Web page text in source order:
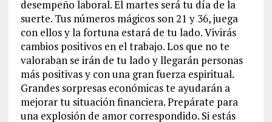
desempeño laboral. El martes será tu día de la
suerte. Tus números mágicos son 21 y 36, juega
con ellos y la fortuna estará de tu lado. Vivirás
cambios positivos en el trabajo. Los que no te
valoraban se irán de tu lado y llegarán personas
más positivas y con una gran fuerza espiritual.
Grandes sorpresas económicas te ayudarán a
mejorar tu situación financiera. Prepárate para
una explosión de amor correspondido. Si estás